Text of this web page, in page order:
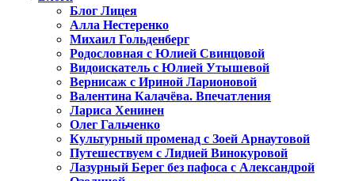
Блог Лицея
Алла Нестеренко
Михаил Гольденберг
Родословная с Юлией Свинцовой
Видоискатель с Юлией Утышевой
Вернисаж с Ириной Ларионовой
Валентина Калачёва. Впечатления
Лариса Хенинен
Олег Гальченко
Культурный променад с Зоей Арнаутовой
Путешествуем с Лидией Винокуровой
Лазурный Берег без пафоса с Александрой